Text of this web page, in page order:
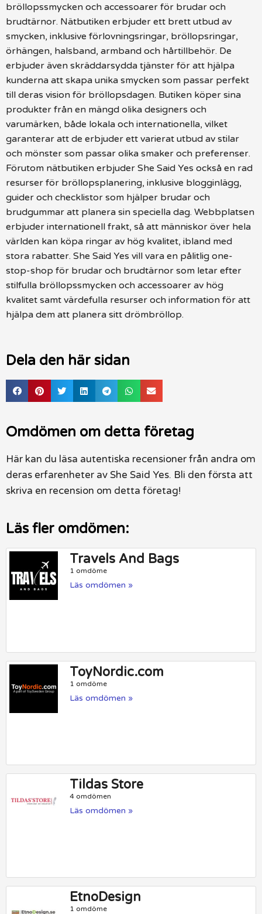
bröllopssmycken och accessoarer för brudar och
brudtärnor. Nätbutiken erbjuder ett brett utbud av
smycken, inklusive förlovningsringar, bröllopsringar,
örhängen, halsband, armband och hårtillbehör. De
erbjuder även skräddarsydda tjänster för att hjälpa
kunderna att skapa unika smycken som passar perfekt
till deras vision för bröllopsdagen. Butiken köper sina
produkter från en mängd olika designers och
varumärken, både lokala och internationella, vilket
garanterar att de erbjuder ett varierat utbud av stilar
och mönster som passar olika smaker och preferenser.
Förutom nätbutiken erbjuder She Said Yes också en rad
resurser för bröllopsplanering, inklusive blogginlägg,
guider och checklistor som hjälper brudar och
brudgummar att planera sin speciella dag. Webbplatsen
erbjuder internationell frakt, så att människor över hela
världen kan köpa ringar av hög kvalitet, ibland med
stora rabatter. She Said Yes vill vara en pålitlig one-
stop-shop för brudar och brudtärnor som letar efter
stilfulla bröllopssmycken och accessoarer av hög
kvalitet samt värdefulla resurser och information för att
hjälpa dem att planera sitt drömbröllop.
Dela den här sidan
Omdömen om detta företag
Här kan du läsa autentiska recensioner från andra om
deras erfarenheter av She Said Yes. Bli den första att
skriva en recension om detta företag!
Läs fler omdömen:
Travels And Bags
1 omdöme
Läs omdömen »
ToyNordic.com
1 omdöme
Läs omdömen »
Tildas Store
4 omdömen
Läs omdömen »
EtnoDesign
1 omdöme